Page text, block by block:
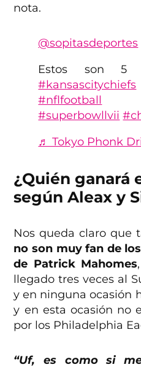
nota.
@sopitasdeportes
Estos son 5
#kansascitychiefs
#nflfootball
#superbowllvii
♬ Tokyo Phonk
¿Quién ganará
según Aleax y
Nos queda claro que
no son muy fan de
de Patrick Mahomes
llegado tres veces al
y en ninguna ocasión
y en esta ocasión no
por los Philadelphia
“Uf, es como si